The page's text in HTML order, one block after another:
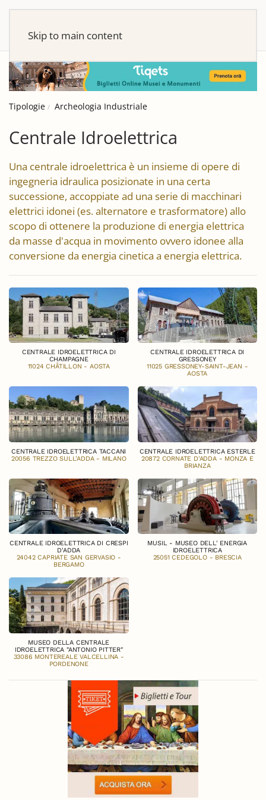
Skip to main content
Tipologie Archeologia Industriale
Centrale Idroelettrica
Una centrale idroelettrica è un insieme di opere di
ingegneria idraulica posizionate in una certa
successione, accoppiate ad una serie di macchinari
elettrici idonei (es. alternatore e trasformatore) allo
scopo di ottenere la produzione di energia elettrica
da masse d'acqua in movimento ovvero idonee alla
conversione da energia cinetica a energia elettrica.
CENTRALE IDROELETTRICA DI
CHAMPAGNE
11024 CHÂTILLON - AOSTA
CENTRALE IDROELETTRICA DI
GRESSONEY
11025 GRESSONEY-SAINT-JEAN -
AOSTA
CENTRALE IDROELETTRICA TACCANI
20056 TREZZO SULL'ADDA - MILANO
CENTRALE IDROELETTRICA ESTERLE
20872 CORNATE D'ADDA - MONZA E
BRIANZA
CENTRALE IDROELETTRICA DI CRESPI
D'ADDA
24042 CAPRIATE SAN GERVASIO -
BERGAMO
MUSIL - MUSEO DELL' ENERGIA
IDROELETTRICA
25051 CEDEGOLO - BRESCIA
MUSEO DELLA CENTRALE
IDROELETTRICA "ANTONIO PITTER"
33086 MONTEREALE VALCELLINA -
PORDENONE